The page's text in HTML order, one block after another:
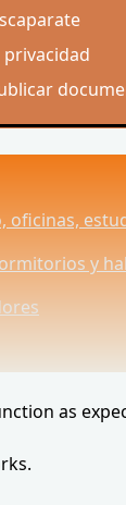
oficinas,
y
as